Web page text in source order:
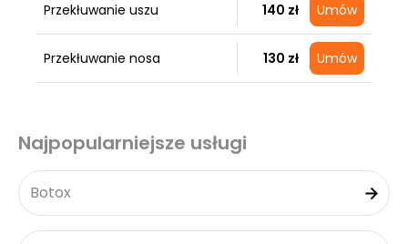
Przekłuwanie uszu 140 zł Umów
Przekłuwanie nosa 130 zł Umów
Najpopularniejsze usługi
Botox